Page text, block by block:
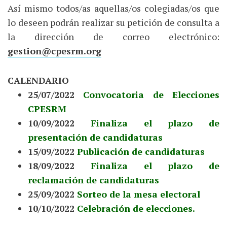
Así mismo todos/as aquellas/os colegiadas/os que
lo deseen podrán realizar su petición de consulta a
la dirección de correo electrónico:
gestion@cpesrm.org
CALENDARIO
25/07/2022 Convocatoria de Elecciones
CPESRM
10/09/2022 Finaliza el plazo de
presentación de candidaturas
15/09/2022 Publicación de candidaturas
18/09/2022 Finaliza el plazo de
reclamación de candidaturas
25/09/2022 Sorteo de la mesa electoral
10/10/2022 Celebración de elecciones.